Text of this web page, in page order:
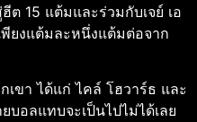
ต 15 แต้มและร่วมกับเจย์ เอ
พียงแต้มละหนึ่งแต้มต่อจาก
ขา ได้แก่ ไคล์ โฮวาร์ธ และ
อลแทบจะเป็นไปไม่ได้เลย